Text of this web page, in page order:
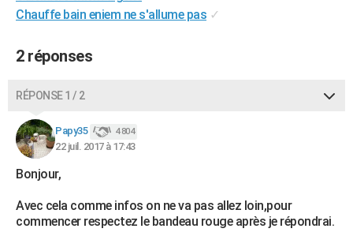
Destinations
City break
Voyage nature
Voyage de noces
Forum
Climat
+PHOTO
GUIDES D'ACHAT
Carte de Noël
Carte Bonne année
Carte Saint-Valentin
Carte Pâques
Carte d'anniversaire
DICTIONNAIRE
Dictionnaire
Biographies
Citations
Expressions
Proverbes
PROGRAMME TV
COPAINS D'AVANT
Chauffe bain eniem ne s'allume pas ✓
2 réponses
RÉPONSE 1 / 2
Papy35 4 804
22 juil. 2017 à 17:43
Bonjour,
Avec cela comme infos on ne va pas allez loin,pour
commencer respectez le bandeau rouge après je répondrai.